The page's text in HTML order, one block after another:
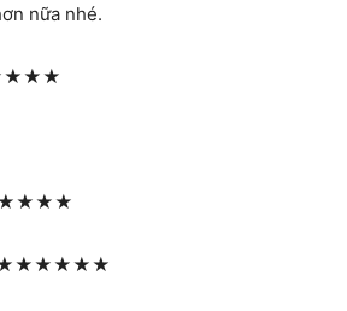
nữa nhé.